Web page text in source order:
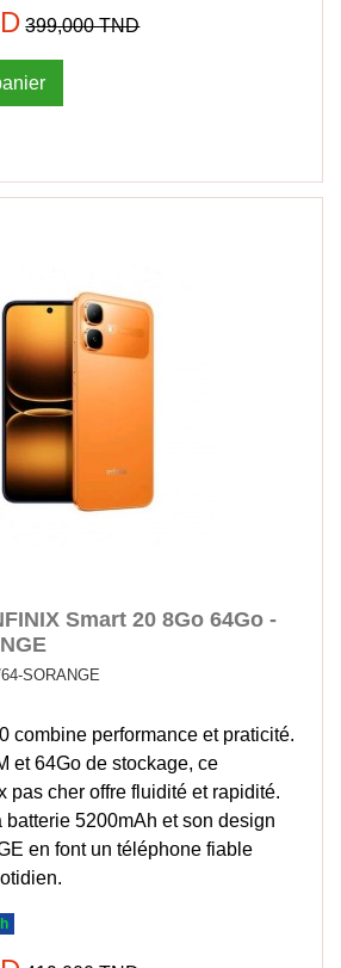
399,000 TND
Smart 20 8Go 64Go -
SORANGE
combine performance et praticité.
et 64Go de stockage, ce
pas cher offre fluidité et rapidité.
batterie 5200mAh et son design
en font un téléphone fiable